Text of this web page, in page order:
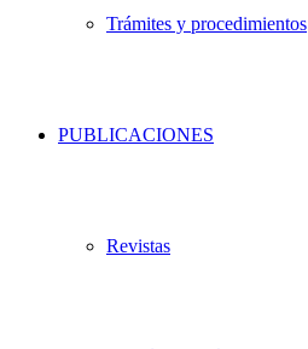
Trámites y procedimientos
PUBLICACIONES
Revistas